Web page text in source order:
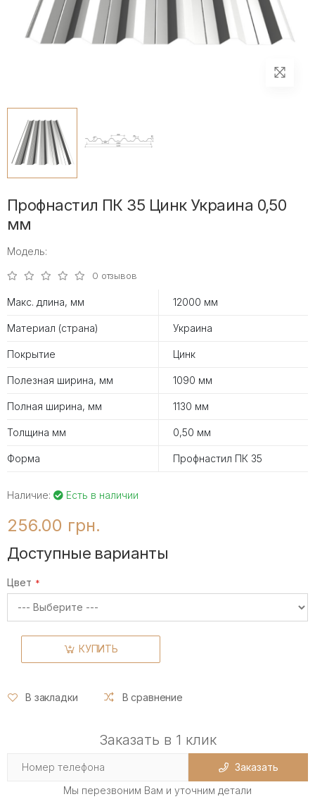
Профнастил ПК 35 Цинк Украина 0,50
мм
Модель:
0 отзывов
Макс. длина, мм 12000 мм
Материал (страна) Украина
Покрытие Цинк
Полезная ширина, мм 1090 мм
Полная ширина, мм 1130 мм
Толщина мм 0,50 мм
Форма Профнастил ПК 35
Наличие: Есть в наличии
256.00 грн.
Доступные варианты
Цвет
КУПИТЬ
В закладки В сравнение
Заказать в 1 клик
Заказать
Мы перезвоним Вам и уточним детали